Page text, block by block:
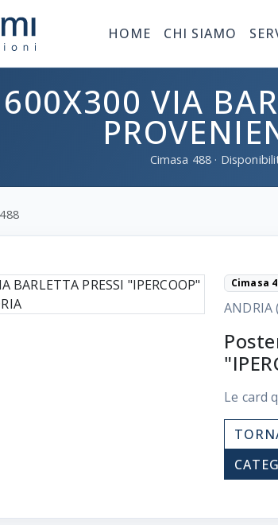
HOME CHI SIAMO
600X300 VIA
Cimasa 488 ·
Cimasa
ANDRIA
Le card